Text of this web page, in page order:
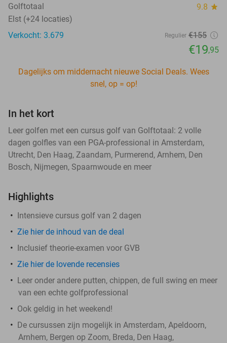
Golftotaal 9.8 star
Elst (+24 locaties)
Verkocht: 3.679
Regulier €155
€19,95
Dagelijks om middernacht nieuwe Social Deals. Wees
snel, op = op!
In het kort
Leer golfen met een cursus golf van Golftotaal: 2 volle
dagen golfles van een PGA-professional in Amsterdam,
Utrecht, Den Haag, Zaandam, Purmerend, Arnhem, Den
Bosch, Nijmegen, Spaarnwoude en meer
Highlights
Intensieve cursus golf van 2 dagen
Zie hier de inhoud van de deal
Inclusief theorie-examen voor GVB
Zie hier de lovende recensies
Leer onder andere putten, chippen, de full swing en meer
van een echte golfprofessional
Ook geldig in het weekend!
De cursussen zijn mogelijk in Amsterdam, Apeldoorn,
Arnhem, Bergen op Zoom, Breda, Den Haag,